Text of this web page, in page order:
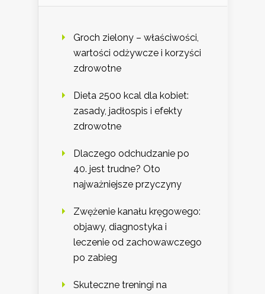
Groch zielony – właściwości,
wartości odżywcze i korzyści
zdrowotne
Dieta 2500 kcal dla kobiet:
zasady, jadłospis i efekty
zdrowotne
Dlaczego odchudzanie po
40. jest trudne? Oto
najważniejsze przyczyny
Zwężenie kanału kręgowego:
objawy, diagnostyka i
leczenie od zachowawczego
po zabieg
Skuteczne treningi na